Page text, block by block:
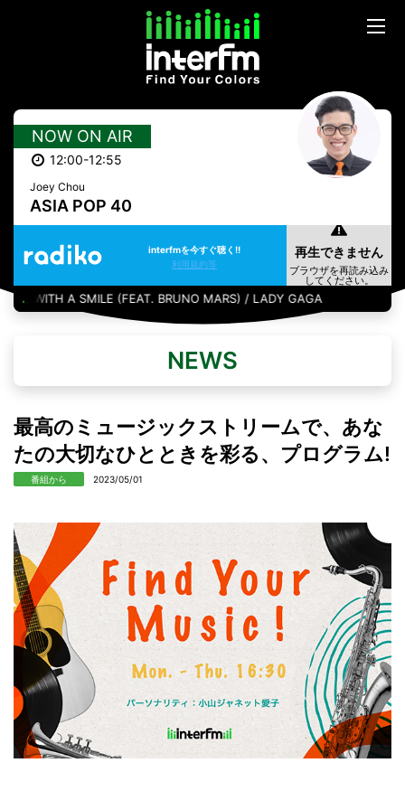
NOW ON AIR
12:00-12:55
Joey Chou
ASIA POP 40
interfmを今すぐ聴く!!
利用規約等
WITH A SMILE (FEAT. BRUNO MARS) / LADY GAGA
NEWS
最高のミュージックストリームで、あな
たの大切なひとときを彩る、プログラム!
番組から 2023/05/01